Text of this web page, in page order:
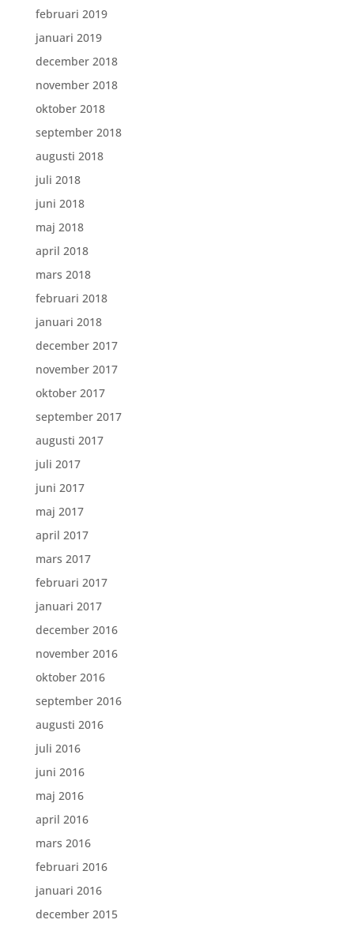
februari 2019
januari 2019
december 2018
november 2018
oktober 2018
september 2018
augusti 2018
juli 2018
juni 2018
maj 2018
april 2018
mars 2018
februari 2018
januari 2018
december 2017
november 2017
oktober 2017
september 2017
augusti 2017
juli 2017
juni 2017
maj 2017
april 2017
mars 2017
februari 2017
januari 2017
december 2016
november 2016
oktober 2016
september 2016
augusti 2016
juli 2016
juni 2016
maj 2016
april 2016
mars 2016
februari 2016
januari 2016
december 2015